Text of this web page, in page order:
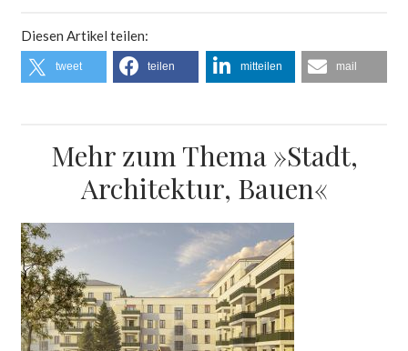
Diesen Artikel teilen:
tweet teilen mitteilen mail
Mehr zum Thema »Stadt,
Architektur, Bauen«